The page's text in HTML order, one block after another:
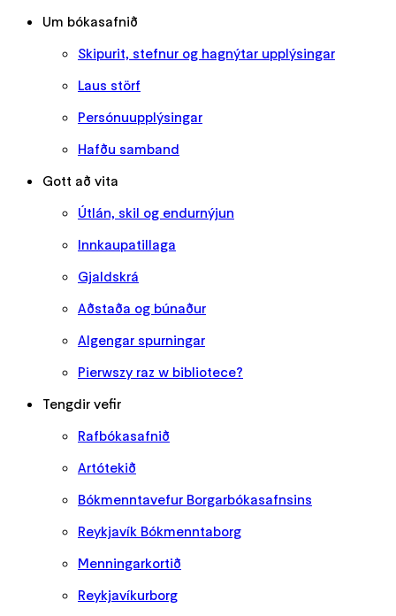
Um bókasafnið
Skipurit, stefnur og hagnýtar upplýsingar
Laus störf
Persónuupplýsingar
Hafðu samband
Gott að vita
Útlán, skil og endurnýjun
Innkaupatillaga
Gjaldskrá
Aðstaða og búnaður
Algengar spurningar
Pierwszy raz w bibliotece?
Tengdir vefir
Rafbókasafnið
Artótekið
Bókmenntavefur Borgarbókasafnsins
Reykjavík Bókmenntaborg
Menningarkortið
Reykjavíkurborg